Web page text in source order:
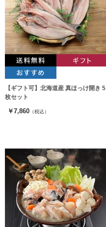
【ギフト可】北海道産 真ほっけ開き 5
枚セット
￥7,860 （税込）